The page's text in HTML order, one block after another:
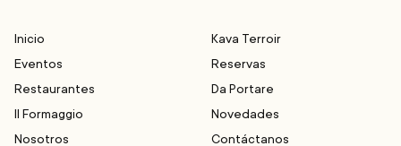
Inicio
Eventos
Restaurantes
Il Formaggio
Nosotros
Kava Terroir
Reservas
Da Portare
Novedades
Contáctanos